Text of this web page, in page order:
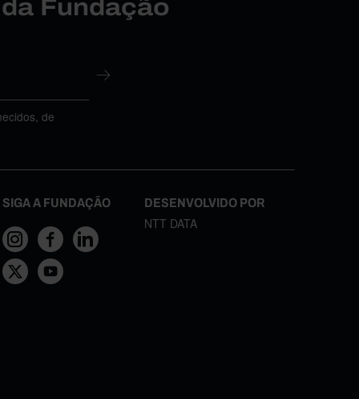
Fundação
de
SIGA A FUNDAÇÃO DESENVOLVIDO POR
NTT DATA